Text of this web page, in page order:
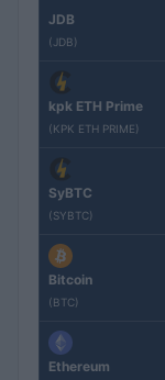
JDB
(JDB)
kpk ETH Prime
(KPK ETH PRIME)
SyBTC
(SYBTC)
Bitcoin
(BTC)
Ethereum